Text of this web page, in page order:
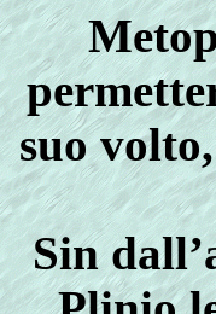
suo
Sin